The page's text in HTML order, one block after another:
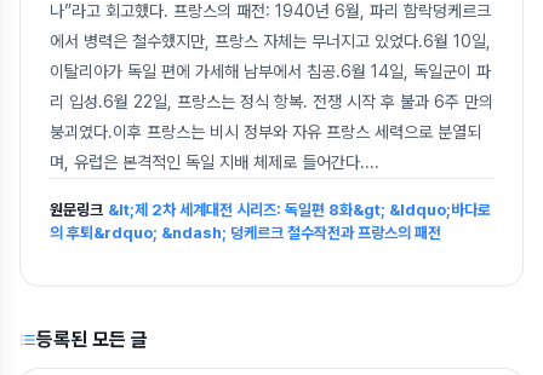
나”라고 회고했다. 프랑스의 패전: 1940년 6월, 파리 함락덩케르크
에서 병력은 철수했지만, 프랑스 자체는 무너지고 있었다.6월 10일,
이탈리아가 독일 편에 가세해 남부에서 침공.6월 14일, 독일군이 파
리 입성.6월 22일, 프랑스는 정식 항복. 전쟁 시작 후 불과 6주 만의
붕괴였다.이후 프랑스는 비시 정부와 자유 프랑스 세력으로 분열되
며, 유럽은 본격적인 독일 지배 체제로 들어간다....
원문링크 &lt;제 2차 세계대전 시리즈: 독일편 8화&gt; &ldquo;바다로
의 후퇴&rdquo; &ndash; 덩케르크 철수작전과 프랑스의 패전
등록된 모든 글